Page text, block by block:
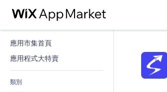
應用市集首頁
應用程式大特賣
類別